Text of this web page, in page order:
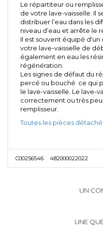
Le répartiteur ou
de votre lave-vaisselle. Il
distribuer l’eau dans les
niveau d’eau et arrête le
Il est souvent équipé
votre lave-vaisselle de
également en eau les
régénération.
Les signes de défaut du
percé ou bouché ce qui
le lave-vaisselle. Le lave-
correctement ou très
remplisseur.
Toutes les pièces
C00256546 482000022022
UN
UNE